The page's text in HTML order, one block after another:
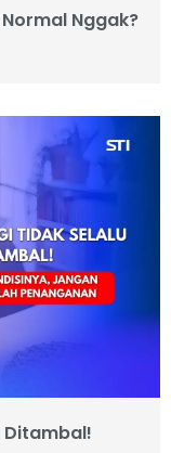
Nggak?
Ditambal!